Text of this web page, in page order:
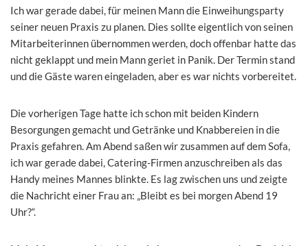
Ich war gerade dabei, für meinen Mann die Einweihungsparty
seiner neuen Praxis zu planen. Dies sollte eigentlich von seinen
Mitarbeiterinnen übernommen werden, doch offenbar hatte das
nicht geklappt und mein Mann geriet in Panik. Der Termin stand
und die Gäste waren eingeladen, aber es war nichts vorbereitet.
Die vorherigen Tage hatte ich schon mit beiden Kindern
Besorgungen gemacht und Getränke und Knabbereien in die
Praxis gefahren. Am Abend saßen wir zusammen auf dem Sofa,
ich war gerade dabei, Catering-Firmen anzuschreiben als das
Handy meines Mannes blinkte. Es lag zwischen uns und zeigte
die Nachricht einer Frau an: „Bleibt es bei morgen Abend 19
Uhr?“.